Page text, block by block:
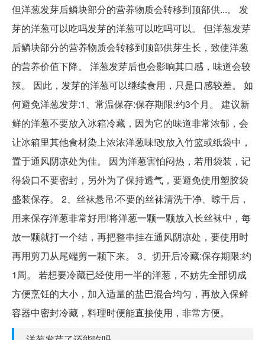
但洋葱发芽后鳞块部分的营养物质会转移到顶部供...。 发
芽的洋葱可以吃吗发芽的洋葱可以吃吗可以。 但洋葱发芽
后鳞块部分的营养物质会转移到顶部供芽生长，致使洋葱
的营养价值下降。 洋葱发芽后也会影响其口感，味道会较
辣。 因此，发芽的洋葱可以继续食用，只是口感较差。 如
何避免洋葱发芽:1、常温保存:保存期限:约3个月。 建议新
鲜的洋葱不要放入冰箱冷藏，因为它的味道非常浓郁，会
让冰箱里其他食材染上浓浓洋葱味!改放入竹篮或纸袋中，
置于通风阴凉处为佳。 因为洋葱害怕闷热，若用袋装，记
得袋口不要密封，另外为了保持透气，要避免使用塑胶袋
盛装保存。 2、丝袜悬吊:不要的丝袜清洗干净、晾干后，
用来保存洋葱非常好用!将洋葱一颗一颗放入长丝袜中，每
放一颗就打一个结，再把整串挂在通风阴凉处，要使用时
再用剪刀从尾端剪一颗下来。 3、切开后冷藏:保存期限:约
1周。 若想要冷藏已经使用一半的洋葱，不妨先全部切成
方便烹饪的大小，加入适量的盐巴混合均匀，再放入保鲜
容器中密封冷藏，料理时便能直接使用，非常方便。